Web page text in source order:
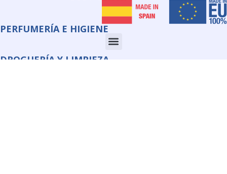
PERFUMERÍA E HIGIENE
DROGUERÍA Y LIMPIEZA